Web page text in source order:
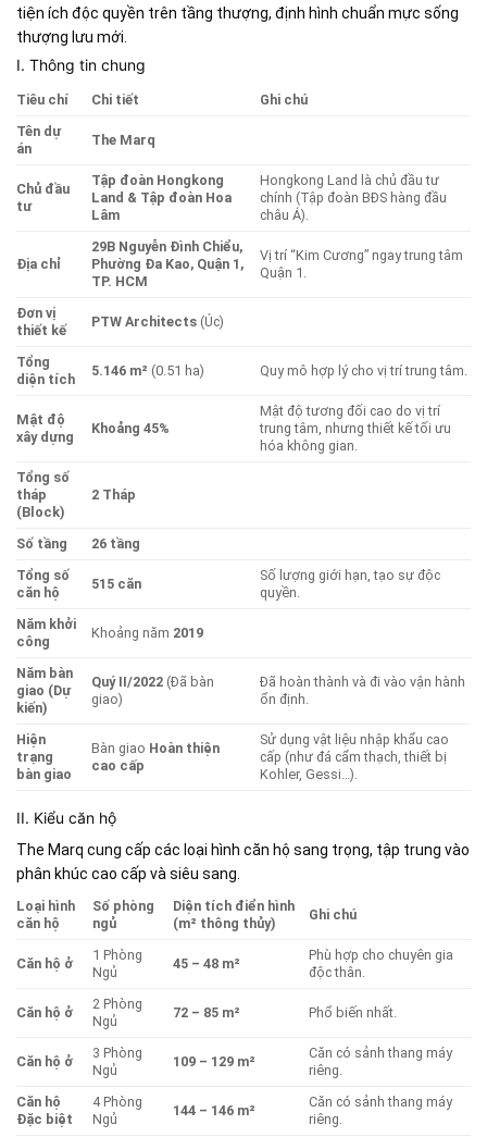
tiện ích độc quyền trên tầng thượng, định hình chuẩn mực sống
thượng lưu mới.
I. Thông tin chung
Tiêu chí Chi tiết
Ghi chú
Tên dự
án
The Marq
Chủ đầu
tư
Tập đoàn Hongkong
Land & Tập đoàn Hoa
Lâm
Hongkong Land là chủ đầu tư
chính (Tập đoàn BĐS hàng đầu
châu Á).
Địa chỉ
29B Nguyễn Đình Chiểu,
Phường Đa Kao, Quận 1,
TP. HCM
Vị trí “Kim Cương” ngay trung tâm
Quận 1.
Đơn vị
thiết kế
PTW Architects (Úc)
Tổng
diện tích
5.146 m² (0.51 ha) Quy mô hợp lý cho vị trí trung tâm.
Mật độ
xây dựng
Khoảng 45%
Mật độ tương đối cao do vị trí
trung tâm, nhưng thiết kế tối ưu
hóa không gian.
Tổng số
tháp
(Block)
2 Tháp
Số tầng
26 tầng
Tổng số
căn hộ
515 căn
Số lượng giới hạn, tạo sự độc
quyền.
Năm khởi
công
Khoảng năm 2019
Năm bàn
giao (Dự
kiến)
Quý II/2022 (Đã bàn
giao)
Đã hoàn thành và đi vào vận hành
ổn định.
Hiện
trạng
bàn giao
Bàn giao Hoàn thiện
cao cấp
Sử dụng vật liệu nhập khẩu cao
cấp (như đá cẩm thạch, thiết bị
Kohler, Gessi…).
II. Kiểu căn hộ
The Marq cung cấp các loại hình căn hộ sang trọng, tập trung vào
phân khúc cao cấp và siêu sang.
Loại hình
căn hộ
Số phòng
ngủ
Diện tích điển hình
(m² thông thủy)
Ghi chú
Căn hộ ở
1 Phòng
Ngủ
45 – 48 m²
Phù hợp cho chuyên gia
độc thân.
Căn hộ ở
2 Phòng
Ngủ
72 – 85 m² Phổ biến nhất.
Căn hộ ở
3 Phòng
Ngủ
109 – 129 m²
Căn có sảnh thang máy
riêng.
Căn hộ
Đặc biệt
4 Phòng
Ngủ
144 – 146 m²
Căn có sảnh thang máy
riêng.